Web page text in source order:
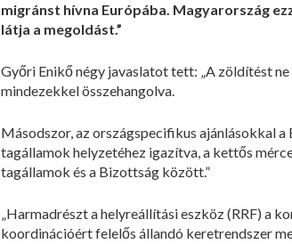
migránst hívna Európába. Magyarország
látja a megoldást.”
Győri Enikő négy javaslatot tett: „A zöldítést ne
mindezekkel összehangolva.
Másodszor, az országspecifikus ajánlásokkal
tagállamok helyzetéhez igazítva, a kettős
tagállamok és a Bizottság között.”
„Harmadrészt a helyreállítási eszköz (RRF) a
koordinációért felelős állandó keretrendszer